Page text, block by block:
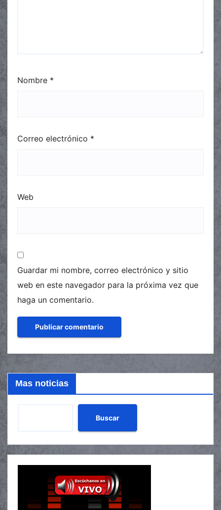
Nombre *
Correo electrónico *
Web
Guardar mi nombre, correo electrónico y sitio
web en este navegador para la próxima vez que
haga un comentario.
Mas noticias
Buscar